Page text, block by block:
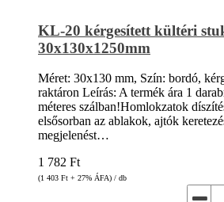
KL-20 kérgesített kültéri
30x130x1250mm
Méret: 30x130 mm, Szín: bordó,
raktáron Leírás: A termék ára 1
méteres szálban!Homlokzatok
elsősorban az ablakok, ajtók
megjelenést…
1 782 Ft
(1 403 Ft + 27% ÁFA) / db